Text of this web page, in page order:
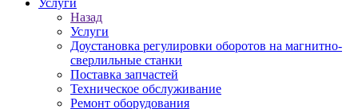
Услуги
Назад
Услуги
Доустановка регулировки оборотов на магнитно-
сверлильные станки
Поставка запчастей
Техническое обслуживание
Ремонт оборудования